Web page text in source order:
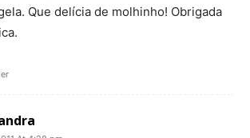
Que delícia de molhinho! Obrigada